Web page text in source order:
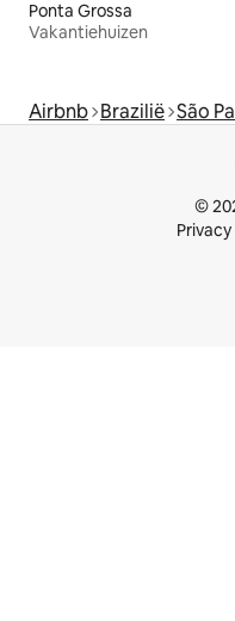
Ponta Grossa
Vakantiehuizen
Airbnb Brazilië São
©
Privacy